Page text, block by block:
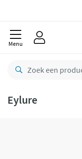
Menu
Eylure